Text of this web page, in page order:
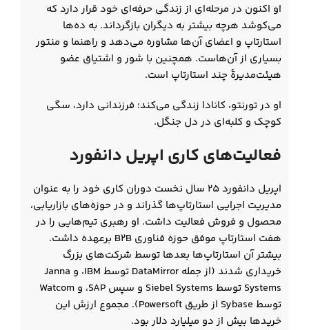
او اکنون در مرحله‌ای از زندگی حرفه‌ای خود قرار دارد که
می‌کوشد هرچه بیشتر به دیگران بازگرداند. به ده‌ها
استارتاپ و اعضای آن‌ها مشاوره می‌دهد و راهنما و منتور
بسیاری از آن‌هاست. همچنین با شور و اشتیاق عضو
هیئت‌مدیرهٔ چند استارتاپ است.
او در تورنتو، کانادا زندگی می‌کند؛ فرزندانی دارد، سگی
کوچک و کلبه‌ای در دل جنگل.
فعالیت‌های کاری اپریل دانفورد
اپریل دانفورد ۲۵ سال نخست دوران کاری خود را به عنوان
مدیریت اجرایی استارتاپ‌ها گذراند و در حوزه‌های بازاریابی،
محصول و فروش فعالیت داشت. او رهبری تیم‌هایی را در
هفت استارتاپ موفق حوزه فناوری B2B برعهده داشت.
بیشتر آن استارتاپ‌ها بعدها توسط شرکت‌های بزرگ
خریداری شدند (از جمله DataMirror توسط IBM، و Janna
Systems توسط Siebel Systems و سپس SAP، و Watcom
توسط Sybase از طریق Powersoft). مجموع ارزش این
خریدها بیش از دو میلیارد دلار بود.